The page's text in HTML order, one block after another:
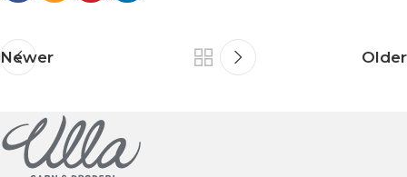
Newer Older